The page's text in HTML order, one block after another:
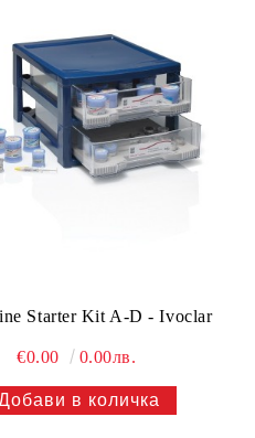
Starter Kit A-D - Ivoclar
€0.00 0.00лв.